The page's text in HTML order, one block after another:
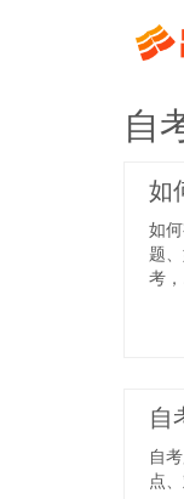
自
如
如
题
考
自
自
点